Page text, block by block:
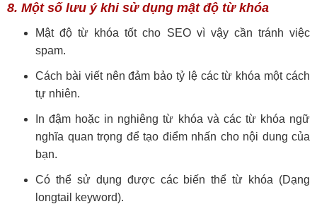
8. Một số lưu ý khi sử dụng mật độ từ khóa
Mật độ từ khóa tốt cho SEO vì vậy cần tránh việc
spam.
Cách bài viết nên đảm bảo tỷ lệ các từ khóa một cách
tự nhiên.
In đậm hoặc in nghiêng từ khóa và các từ khóa ngữ
nghĩa quan trọng để tạo điểm nhấn cho nội dung của
bạn.
Có thể sử dụng được các biến thể từ khóa (Dạng
longtail keyword).